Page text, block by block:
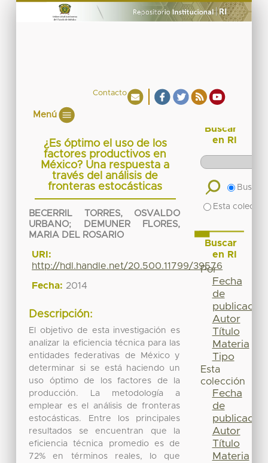
Contacto
Menú
¿Es óptimo el uso de los
factores productivos en
México? Una respuesta a
través del análisis de
fronteras estocásticas
BECERRIL TORRES, OSVALDO
URBANO;
DEMUNER FLORES,
MARIA DEL ROSARIO
URI:
http://hdl.handle.net/20.500.11799/39576
Fecha: 2014
Descripción:
El objetivo de esta investigación es
analizar la eficiencia técnica para las
entidades federativas de México y
determinar si se está haciendo un
uso óptimo de los factores de la
producción. La metodología a
emplear es el análisis de fronteras
estocásticas. Entre los principales
resultados se encuentran que la
eficiencia técnica promedio es de
72% en términos reales, lo que
Buscar
en RI
Buscar
Esta
Buscar
en RI
Por
Fecha
de
publicación
Autor
Título
Materia
Tipo
Esta
colección
Fecha
de
publicación
Autor
Título
Materia